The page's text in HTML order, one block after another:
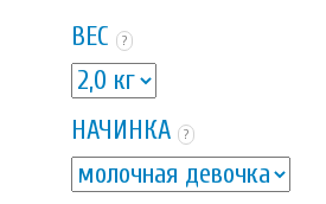
ВЕС ?
НАЧИНКА ?